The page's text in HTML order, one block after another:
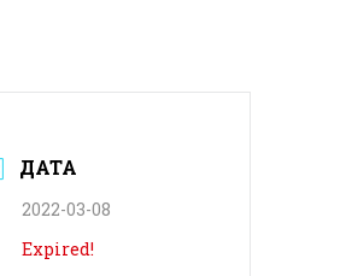
ДАТА
2022-03-08
Expired!